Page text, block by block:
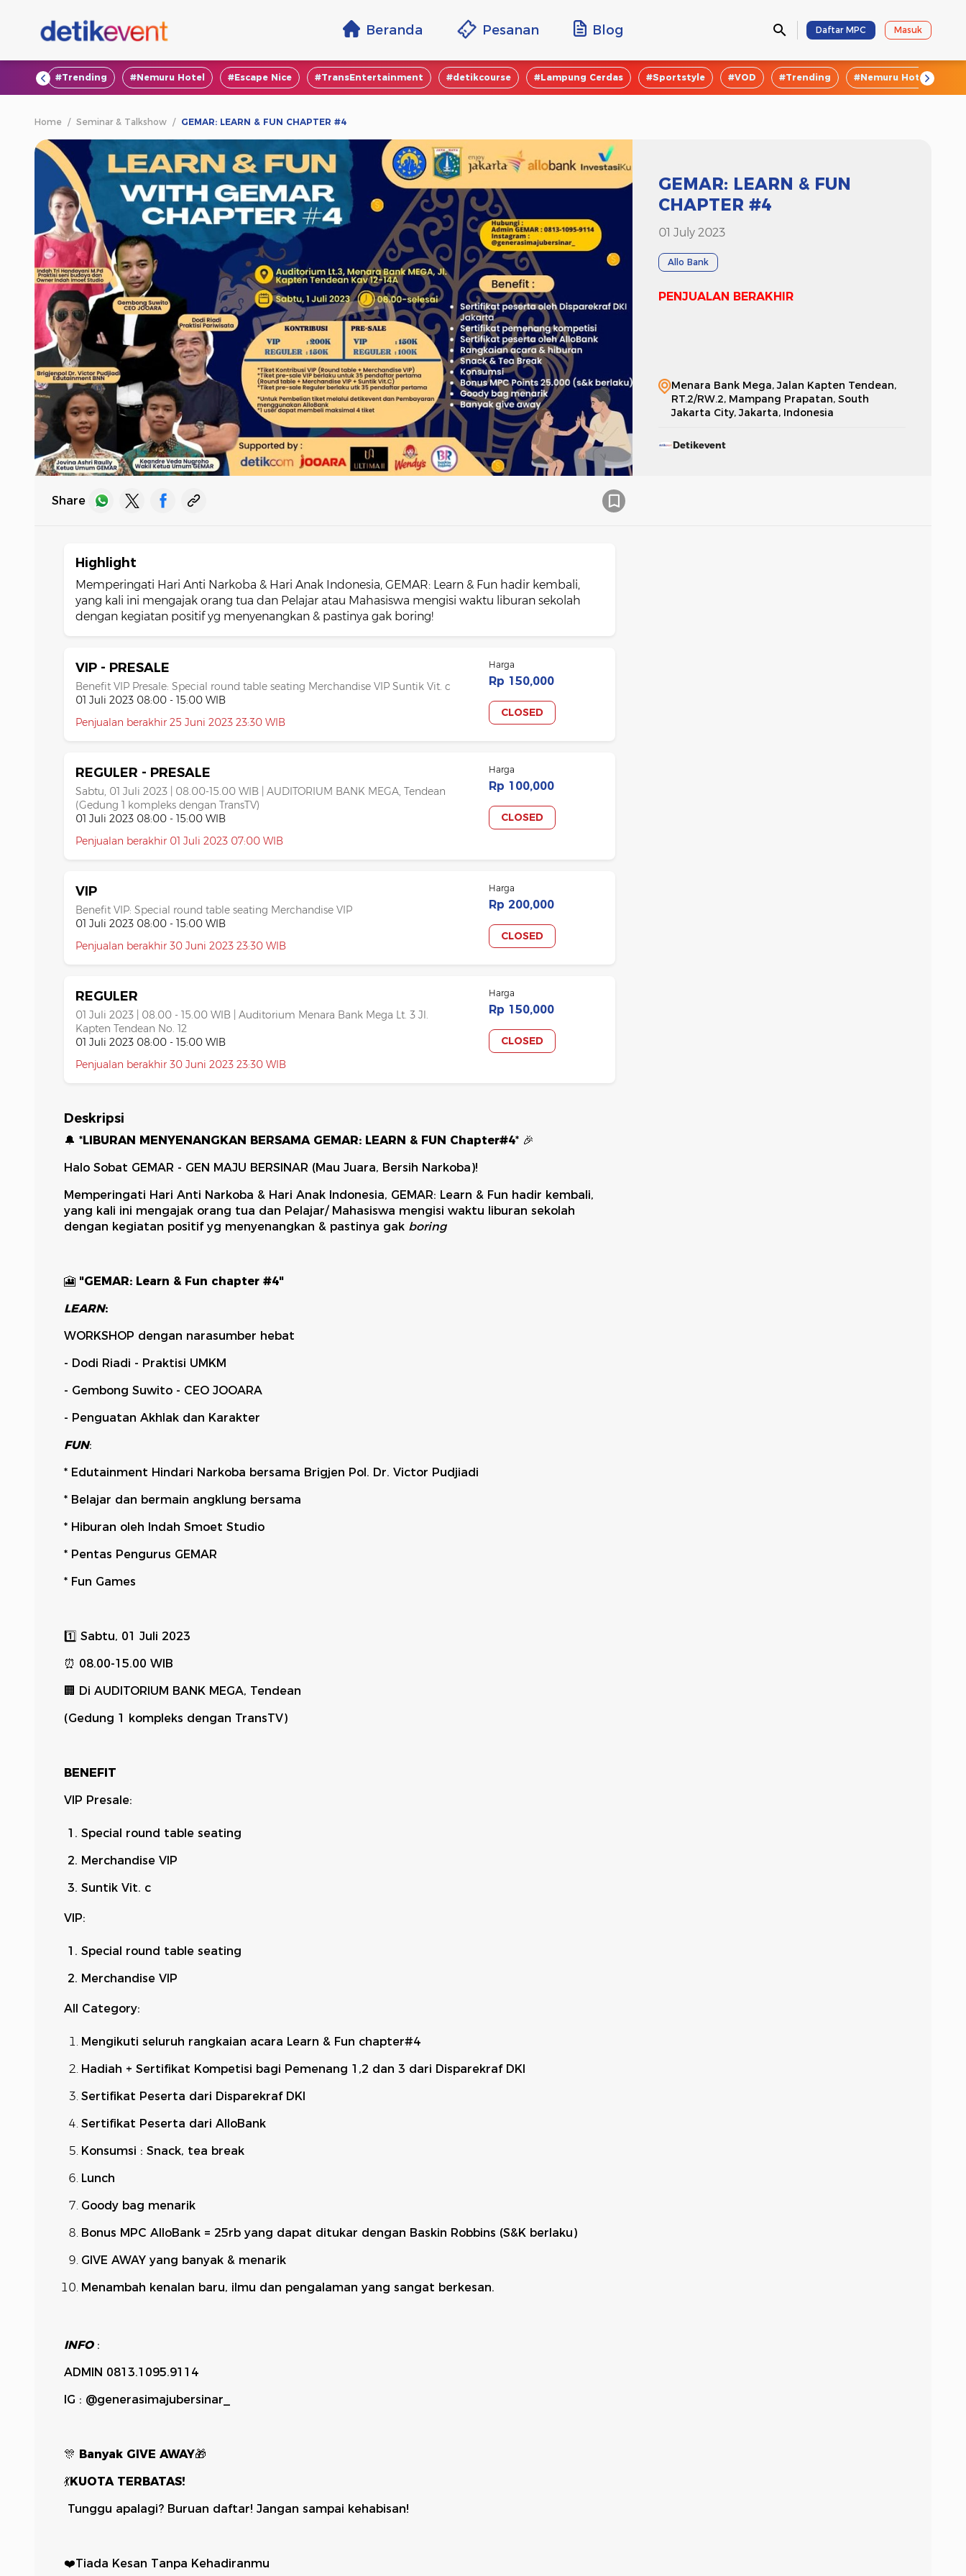
Beranda Pesanan Blog Daftar MPC Masuk
#Trending #Nemuru Hotel #Escape Nice #TransEntertainment #detikcourse #Lampung Cerdas #Sportstyle #VOD #Trending #Nemuru Hotel
Home / Seminar & Talkshow / GEMAR: LEARN & FUN CHAPTER #4
GEMAR: LEARN & FUN
CHAPTER #4
01 July 2023
Allo Bank
PENJUALAN BERAKHIR
Menara Bank Mega, Jalan Kapten Tendean,
RT.2/RW.2, Mampang Prapatan, South
Jakarta City, Jakarta, Indonesia
Detikevent
Share
Highlight
Memperingati Hari Anti Narkoba & Hari Anak Indonesia, GEMAR: Learn & Fun hadir kembali,
yang kali ini mengajak orang tua dan Pelajar atau Mahasiswa mengisi waktu liburan sekolah
dengan kegiatan positif yg menyenangkan & pastinya gak boring!
VIP - PRESALE
Benefit VIP Presale: Special round table seating Merchandise VIP Suntik Vit. c
01 Juli 2023 08:00 - 15:00 WIB
Penjualan berakhir 25 Juni 2023 23:30 WIB
Harga
Rp 150,000
CLOSED
REGULER - PRESALE
Sabtu, 01 Juli 2023 | 08.00-15.00 WIB | AUDITORIUM BANK MEGA, Tendean
(Gedung 1 kompleks dengan TransTV)
01 Juli 2023 08:00 - 15:00 WIB
Penjualan berakhir 01 Juli 2023 07:00 WIB
Harga
Rp 100,000
CLOSED
VIP
Benefit VIP: Special round table seating Merchandise VIP
01 Juli 2023 08:00 - 15:00 WIB
Penjualan berakhir 30 Juni 2023 23:30 WIB
Harga
Rp 200,000
CLOSED
REGULER
01 Juli 2023 | 08.00 - 15.00 WIB | Auditorium Menara Bank Mega Lt. 3 Jl.
Kapten Tendean No. 12
01 Juli 2023 08:00 - 15:00 WIB
Penjualan berakhir 30 Juni 2023 23:30 WIB
Harga
Rp 150,000
CLOSED
Deskripsi
🔔 *LIBURAN MENYENANGKAN BERSAMA GEMAR: LEARN & FUN Chapter#4* 🎉
Halo Sobat GEMAR - GEN MAJU BERSINAR (Mau Juara, Bersih Narkoba)!
Memperingati Hari Anti Narkoba & Hari Anak Indonesia, GEMAR: Learn & Fun hadir kembali,
yang kali ini mengajak orang tua dan Pelajar/ Mahasiswa mengisi waktu liburan sekolah
dengan kegiatan positif yg menyenangkan & pastinya gak boring
🎦 "GEMAR: Learn & Fun chapter #4"
LEARN:
WORKSHOP dengan narasumber hebat
- Dodi Riadi - Praktisi UMKM
- Gembong Suwito - CEO JOOARA
- Penguatan Akhlak dan Karakter
FUN:
* Edutainment Hindari Narkoba bersama Brigjen Pol. Dr. Victor Pudjiadi
* Belajar dan bermain angklung bersama
* Hiburan oleh Indah Smoet Studio
* Pentas Pengurus GEMAR
* Fun Games
1️⃣ Sabtu, 01 Juli 2023
⏰ 08.00-15.00 WIB
🏢 Di AUDITORIUM BANK MEGA, Tendean
(Gedung 1 kompleks dengan TransTV)
BENEFIT
VIP Presale:
Special round table seating
Merchandise VIP
Suntik Vit. c
VIP:
Special round table seating
Merchandise VIP
All Category:
Mengikuti seluruh rangkaian acara Learn & Fun chapter#4
Hadiah + Sertifikat Kompetisi bagi Pemenang 1,2 dan 3 dari Disparekraf DKI
Sertifikat Peserta dari Disparekraf DKI
Sertifikat Peserta dari AlloBank
Konsumsi : Snack, tea break
Lunch
Goody bag menarik
Bonus MPC AlloBank = 25rb yang dapat ditukar dengan Baskin Robbins (S&K berlaku)
GIVE AWAY yang banyak & menarik
Menambah kenalan baru, ilmu dan pengalaman yang sangat berkesan.
INFO:
ADMIN 0813.1095.9114
IG : @generasimajubersinar_
🎊 Banyak GIVE AWAY🎁
💃KUOTA TERBATAS!
Tunggu apalagi? Buruan daftar! Jangan sampai kehabisan!
❤️Tiada Kesan Tanpa Kehadiranmu